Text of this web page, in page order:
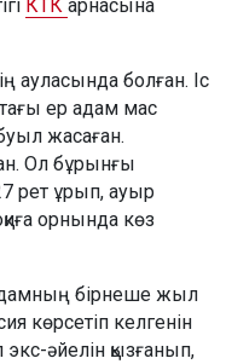
КТК арнасына
ауласында болған. Іс
ер адам мас
жасаған.
Ол бұрынғы
рет ұрып, ауыр
орнында көз
бірнеше жыл
көрсетіп келгенін
әйелін қызғанып,